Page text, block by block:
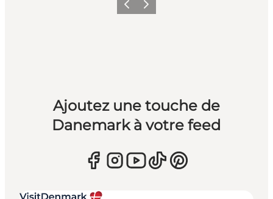
PrécédentSuivant
Ajoutez une touche de
Danemark à votre feed